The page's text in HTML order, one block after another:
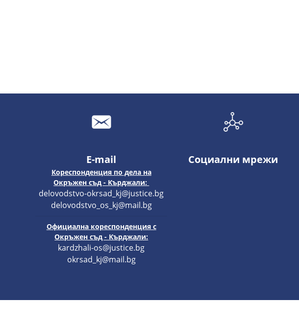
E-mail
Кореспонденция по дела на
Окръжен съд - Кърджали:
delovodstvo-okrsad_kj@justice.bg
delovodstvo_os_kj@mail.bg
Официална кореспонденция с
Окръжен съд - Кърджали:
kardzhali-os@justice.bg
okrsad_kj@mail.bg
Социални мрежи